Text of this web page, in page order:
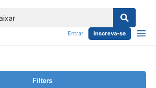
Entrar Inscreva-se
Filters